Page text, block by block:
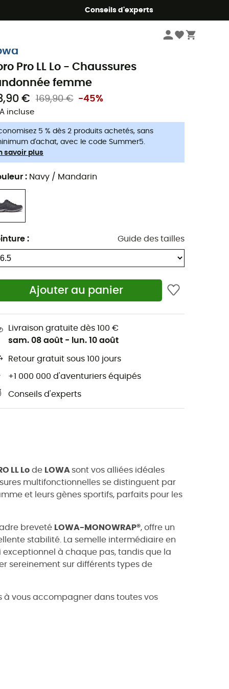
Conseils d'experts
Chaussures randonnée femme
Pro LL Lo - Chaussures
femme
€
169,90 € -45%
incluse
5 % dès 2 produits achetés, sans
d'achat, avec le code Summer5.
savoir plus
: Navy / Mandarin
: Guide des tailles
Ajouter au panier
Livraison gratuite dès 100 €
sam. 08 août - lun. 10 août
Retour gratuit sous 100 jours
+1 000 000 d'aventuriers équipés
Conseils d'experts
LL Lo de LOWA sont vos alliées idéales
multifonctionnelles se distinguent par
et leurs gènes sportifs, parfaits pour les
breveté LOWA-MONOWRAP®, offre un
stabilité. La semelle intermédiaire en
à chaque pas, tandis que la
sereinement sur différents types de
à vous accompagner dans toutes vos